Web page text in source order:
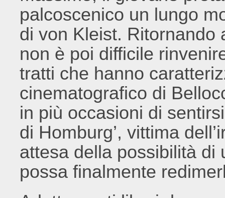
palcoscenico un lungo
di von Kleist. Ritornando
non è poi difficile
tratti che hanno
cinematografico di
in più occasioni di
di Homburg’, vittima
attesa della possibilità di
possa finalmente